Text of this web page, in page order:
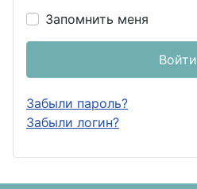
Запомнить меня
Войти
Забыли пароль?
Забыли логин?